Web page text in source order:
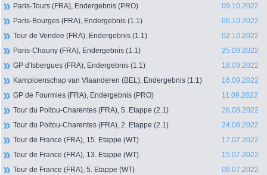
Paris-Tours (FRA), Endergebnis (PRO)
09.10.2022
Paris-Bourges (FRA), Endergebnis (1.1)
06.10.2022
Tour de Vendee (FRA), Endergebnis (1.1)
02.10.2022
Paris-Chauny (FRA), Endergebnis (1.1)
25.09.2022
GP d'Isbergues (FRA), Endergebnis (1.1)
18.09.2022
Kampioenschap van Vlaanderen (BEL), Endergebnis (1.1)
16.09.2022
GP de Fourmies (FRA), Endergebnis (PRO)
11.09.2022
Tour du Poitou-Charentes (FRA), 5. Etappe (2.1)
26.08.2022
Tour du Poitou-Charentes (FRA), 2. Etappe (2.1)
24.08.2022
Tour de France (FRA), 15. Etappe (WT)
17.07.2022
Tour de France (FRA), 13. Etappe (WT)
15.07.2022
Tour de France (FRA), 5. Etappe (WT)
06.07.2022